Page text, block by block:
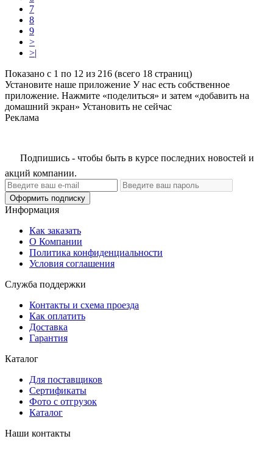
7
8
9
>
>|
Показано с 1 по 12 из 216 (всего 18 страниц)
Установите наше приложение У нас есть собственное
приложение. Нажмите «поделиться» и затем «добавить на
домашний экран» Установить не сейчас
Реклама
Подпишись - чтобы быть в курсе последних новостей и
акций компании.
Оформить подписку
Информация
Как заказать
О Компании
Политика конфиденциальности
Условия соглашения
Служба поддержки
Контакты и схема проезда
Как оплатить
Доставка
Гарантия
Каталог
Для поставщиков
Сертификаты
Фото с отгрузок
Каталог
Наши контакты